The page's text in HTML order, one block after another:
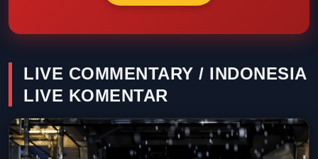
LIVE COMMENTARY / INDONESIA
LIVE KOMENTAR